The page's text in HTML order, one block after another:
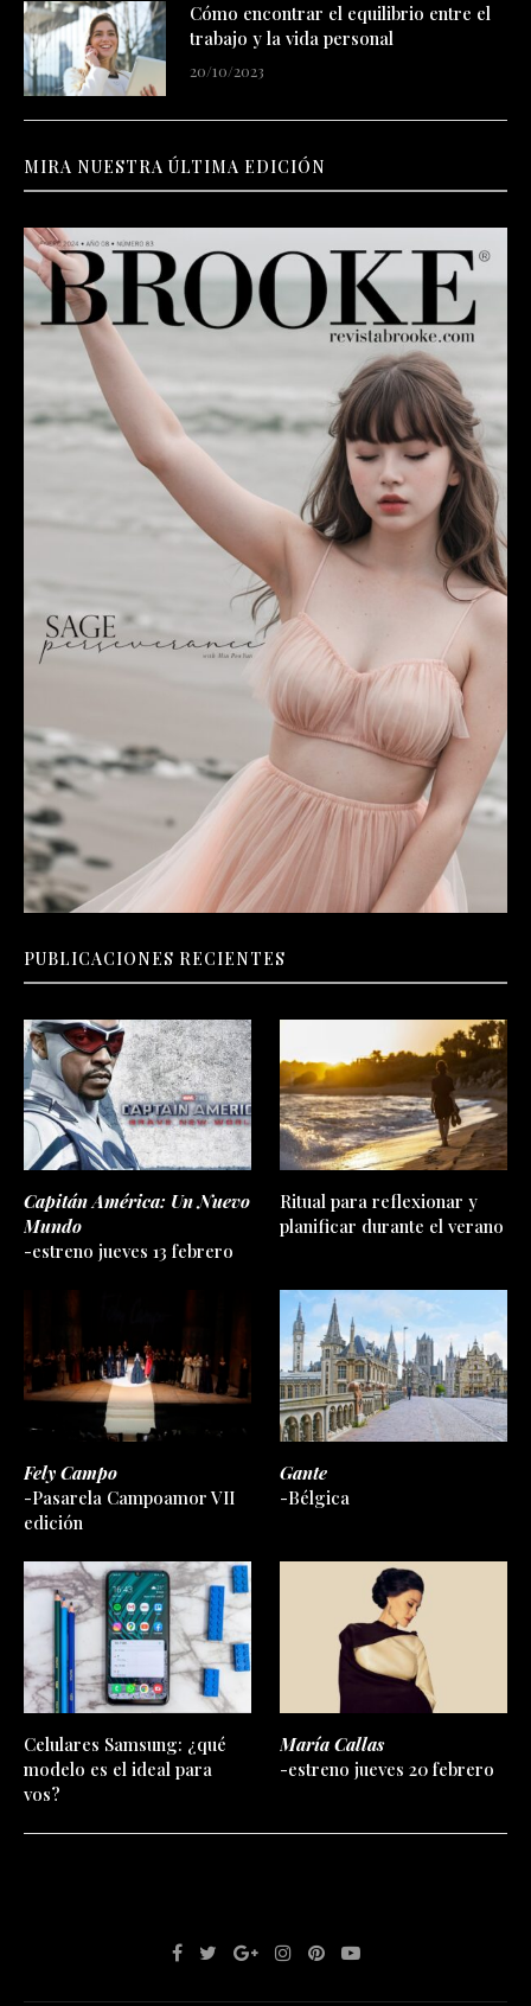
Cómo encontrar el equilibrio entre el
trabajo y la vida personal
20/10/2023
MIRA NUESTRA ÚLTIMA EDICIÓN
PUBLICACIONES RECIENTES
Capitán América: Un Nuevo
Mundo
-estreno jueves 13 febrero
Ritual para reflexionar y
planificar durante el verano
Fely Campo
-Pasarela Campoamor VII
edición
Gante
-Bélgica
Celulares Samsung: ¿qué
modelo es el ideal para
vos?
María Callas
-estreno jueves 20 febrero